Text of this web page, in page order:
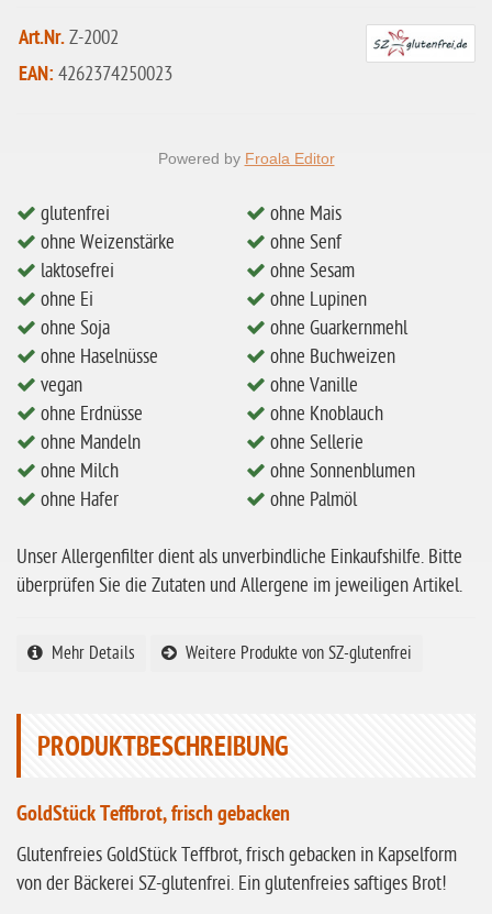
laktosefrei
ohne Hefe
Bio
vegan
ohne Erdnüsse
eiweißarm / PKU
ohne Mandeln
ohne Milch
ohne Hafer
ohne Zuckerzusatz
ohne Mais
ohne Sesam
ohne Guarkernmehl
ohne Vanille
ohne Knoblauch
ohne Sellerie
Art.Nr.Z-2002
EAN: 4262374250023
Powered by Froala Editor
glutenfrei
ohne Weizenstärke
laktosefrei
ohne Ei
ohne Soja
ohne Haselnüsse
vegan
ohne Erdnüsse
ohne Mandeln
ohne Milch
ohne Hafer
ohne Mais
ohne Senf
ohne Sesam
ohne Lupinen
ohne Guarkernmehl
ohne Buchweizen
ohne Vanille
ohne Knoblauch
ohne Sellerie
ohne Sonnenblumen
ohne Palmöl
Unser Allergenfilter dient als unverbindliche Einkaufshilfe. Bitte
überprüfen Sie die Zutaten und Allergene im jeweiligen Artikel.
Mehr Details Weitere Produkte von SZ-glutenfrei
PRODUKTBESCHREIBUNG
GoldStück Teffbrot, frisch gebacken
Glutenfreies GoldStück Teffbrot, frisch gebacken in Kapselform
von der Bäckerei SZ-glutenfrei. Ein glutenfreies saftiges Brot!